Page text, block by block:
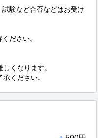
験など合否などはお受け
ださい。
くなります。
ください。